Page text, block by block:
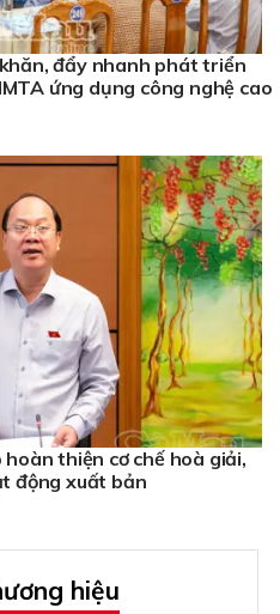
đẩy nhanh phát triển
ứng dụng công nghệ cao
thiện cơ chế hoà giải,
động xuất bản
hiệu